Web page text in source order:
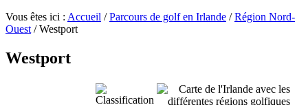
Vous êtes ici : Accueil / Parcours de golf en Irlande / Région Nord-
Ouest /Westport
Westport